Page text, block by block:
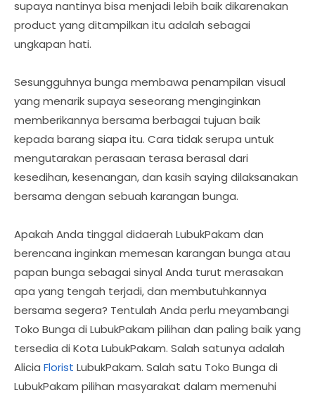
supaya nantinya bisa menjadi lebih baik dikarenakan
product yang ditampilkan itu adalah sebagai
ungkapan hati.
Sesungguhnya bunga membawa penampilan visual
yang menarik supaya seseorang menginginkan
memberikannya bersama berbagai tujuan baik
kepada barang siapa itu. Cara tidak serupa untuk
mengutarakan perasaan terasa berasal dari
kesedihan, kesenangan, dan kasih saying dilaksanakan
bersama dengan sebuah karangan bunga.
Apakah Anda tinggal didaerah LubukPakam dan
berencana inginkan memesan karangan bunga atau
papan bunga sebagai sinyal Anda turut merasakan
apa yang tengah terjadi, dan membutuhkannya
bersama segera? Tentulah Anda perlu meyambangi
Toko Bunga di LubukPakam pilihan dan paling baik yang
tersedia di Kota LubukPakam. Salah satunya adalah
Alicia Florist LubukPakam. Salah satu Toko Bunga di
LubukPakam pilihan masyarakat dalam memenuhi